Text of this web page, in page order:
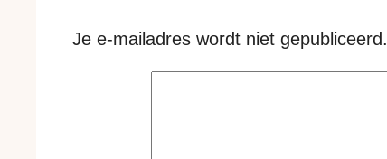
Je e-mailadres wordt niet gepubliceerd.